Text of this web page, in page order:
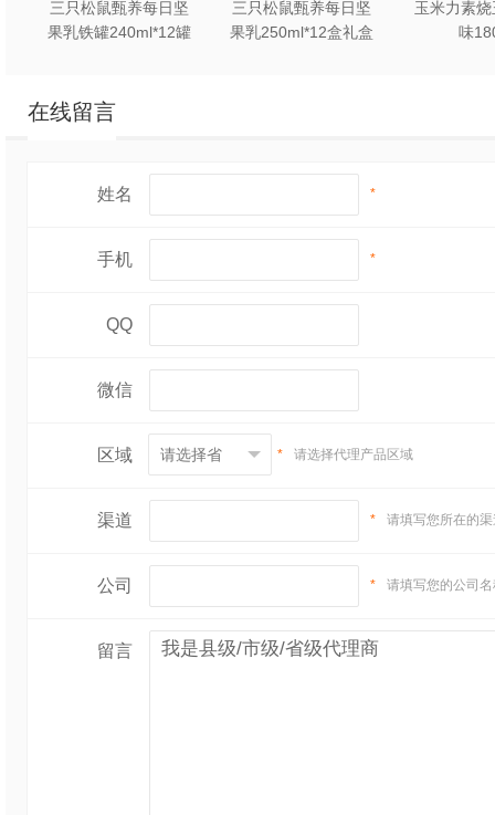
三只松鼠甄养每日坚
果乳铁罐240ml*12罐
三只松鼠甄养每日坚
果乳250ml*12盒礼盒
玉米力素
味
在线留言
姓名 *
手机 *
QQ
微信
区域 * 请选择代理产品区域
渠道 * 请填写您所在的
公司 * 请填写您的公司
留言